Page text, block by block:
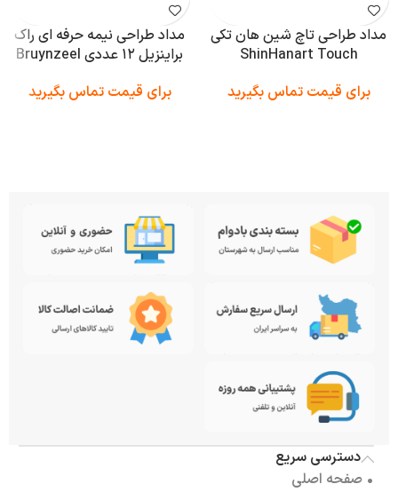
مداد طراحی تاچ شین هان تکی
ShinHanart Touch
برای قیمت تماس بگیرید
مداد طراحی نیمه حرفه ای راک
براینزیل ۱۲ عددی Bruynzeel
برای قیمت تماس بگیرید
دسترسی سریع
• صفحه اصلی